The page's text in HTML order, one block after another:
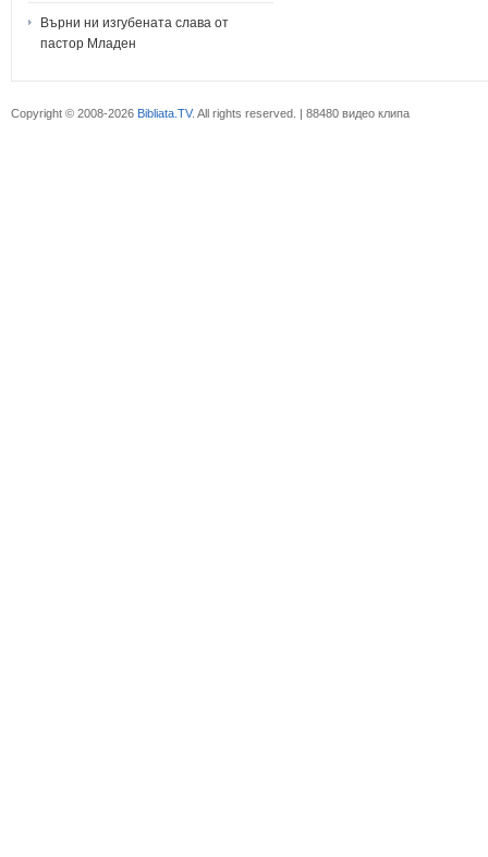
Върни ни изгубената слава от
пастор Младен
Copyright © 2008-2026 Bibliata.TV. All rights reserved. | 88480 видео клипа